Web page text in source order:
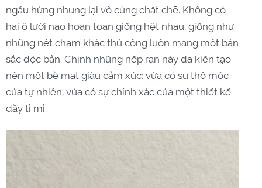
ngẫu hứng nhưng lại vô cùng chặt chẽ. Không có
hai ô lưới nào hoàn toàn giống hệt nhau, giống như
những nét chạm khắc thủ công luôn mang một bản
sắc độc bản. Chính những nếp rạn này đã kiến tạo
nên một bề mặt giàu cảm xúc: vừa có sự thô mộc
của tự nhiên, vừa có sự chính xác của một thiết kế
đầy tỉ mỉ.